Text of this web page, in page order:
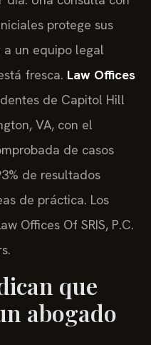
protege sus
un equipo legal
fresca. Law Offices
de Capitol Hill
VA, con el
de casos
de resultados
de práctica. Los
Offices Of SRIS, P.C.
que
abogado